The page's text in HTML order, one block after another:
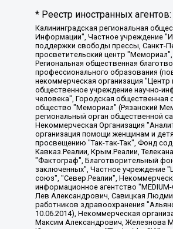
* Реестр иностранных агентов:
Калининградская региональная общественная организация "Экозащита!-Женсовет", Фонд содействия защите прав и свобод граждан "Общественный вердикт", Фонд "Институт Развития Свободы Информации", Частное учреждение "Информационное агентство МЕМО. РУ", Региональная общественная организация "Общественная комиссия по сохранению наследия академика Сахарова", Фонд поддержки свободы прессы, Санкт-Петербургская общественная правозащитная организация "Гражданский контроль", Межрегиональная общественная организация "Информационно-просветительский центр "Мемориал", Региональный Фонд "Центр Защиты Прав Средств Массовой Информации", с 05.12.2023 Фонд "Центр Защиты Прав Средств массовой информации", Региональная общественная благотворительная организация помощи беженцам и мигрантам "Гражданское содействие", Негосударственное образовательное учреждение дополнительного профессионального образования (повышение квалификации) специалистов "АКАДЕМИЯ ПО ПРАВАМ ЧЕЛОВЕКА", Свердловская региональная общественная организация "Сутяжник", Автономная некоммерческая организация "Центр независимых социологических исследований", Союз общественных объединений "Российский исследовательский центр по правам человека", Региональное общественное учреждение научно-информационный центр "МЕМОРИАЛ", Некоммерческая организация "Фонд защиты гласности", Автономная некоммерческая организация "Институт прав человека", Городская общественная организация "Екатеринбургское общество "МЕМОРИАЛ", Городская общественная организация "Рязанское историко-просветительское и правозащитное общество "Мемориал" (Рязанский Мемориал), Челябинский региональный орган общественной самодеятельности – женское общественное объединение "Женщины Евразии", Челябинский региональный орган общественной самодеятельности "Уральская правозащитная группа", Фонд содействия защите здоровья и социальной